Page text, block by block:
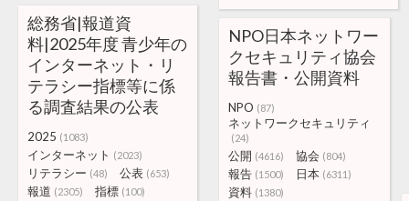
総務省|報道資
料|2025年度 青少年の
インターネット・リ
テラシー指標等に係
る調査結果の公表
2025 (1083)
インターネット (2023)
リテラシー (48) 公表 (653)
報道 (2305) 指標 (100)
NPO日本ネットワー
クセキュリティ協会
報告書・公開資料
NPO (87)
ネットワークセキュリティ
(24)
公開 (4616) 協会 (804)
報告 (1500) 日本 (6311)
資料 (1380)